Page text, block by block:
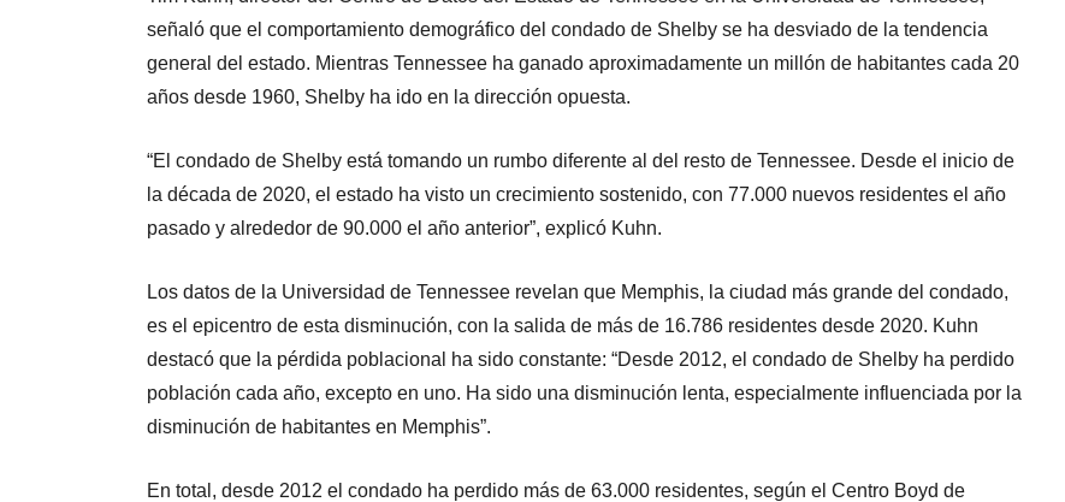
señaló que el comportamiento demográfico del condado de Shelby se ha desviado de la tendencia
general del estado. Mientras Tennessee ha ganado aproximadamente un millón de habitantes cada 20
años desde 1960, Shelby ha ido en la dirección opuesta.
“El condado de Shelby está tomando un rumbo diferente al del resto de Tennessee. Desde el inicio de
la década de 2020, el estado ha visto un crecimiento sostenido, con 77.000 nuevos residentes el año
pasado y alrededor de 90.000 el año anterior”, explicó Kuhn.
Los datos de la Universidad de Tennessee revelan que Memphis, la ciudad más grande del condado,
es el epicentro de esta disminución, con la salida de más de 16.786 residentes desde 2020. Kuhn
destacó que la pérdida poblacional ha sido constante: “Desde 2012, el condado de Shelby ha perdido
población cada año, excepto en uno. Ha sido una disminución lenta, especialmente influenciada por la
disminución de habitantes en Memphis”.
En total, desde 2012 el condado ha perdido más de 63.000 residentes, según el Centro Boyd de